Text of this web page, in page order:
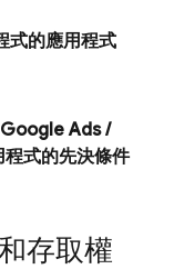
式的應用程式
Google Ads /
式的先決條件
存取權